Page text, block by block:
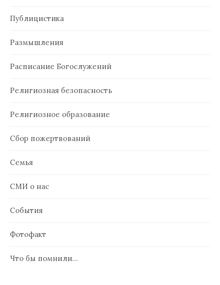
Публицистика
Размышления
Расписание Богослужений
Религиозная безопасность
Религиозное образование
Сбор пожертвований
Семья
СМИ о нас
События
Фотофакт
Что бы помнили…